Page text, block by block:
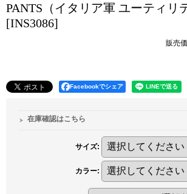
PANTS（イタリア軍 ユーティリ
[INS3086]
販売
Facebookでシェア
在庫確認はこちら
サイズ:
カラー: